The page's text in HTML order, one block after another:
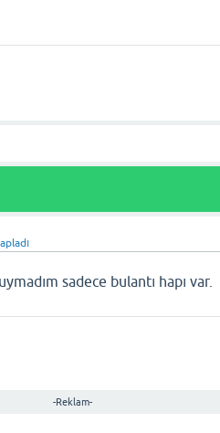
sadece bulantı hapı var.
-Reklam-